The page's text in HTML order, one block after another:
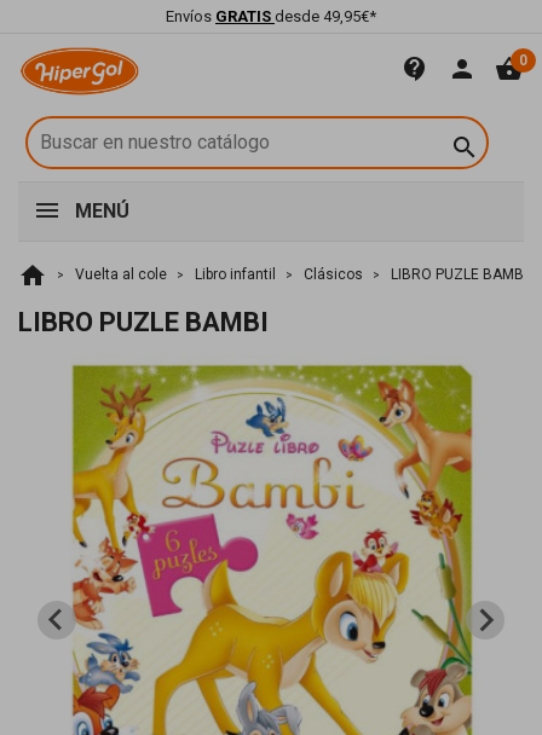
Envíos GRATIS desde 49,95€*
contact_support person shopping_basket0

MENÚ
home Vuelta al cole Libro infantil Clásicos LIBRO PUZLE BAMBI
LIBRO PUZLE BAMBI